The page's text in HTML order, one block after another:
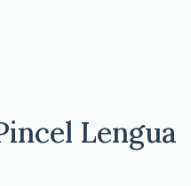
Lengua